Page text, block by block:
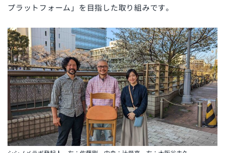
プラットフォーム」を目指した取り組みです。